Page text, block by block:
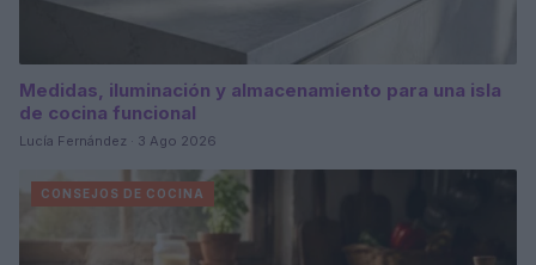
Medidas, iluminación y almacenamiento para una isla
de cocina funcional
Lucía Fernández · 3 Ago 2026
CONSEJOS DE COCINA